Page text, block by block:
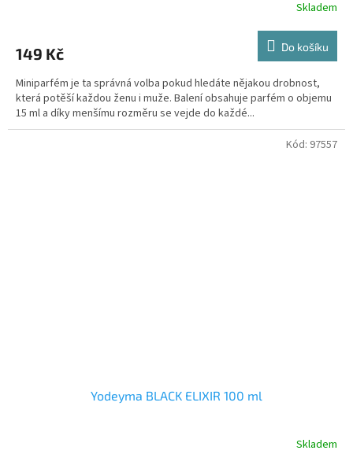
Skladem
149 Kč Do košíku
Miniparfém je ta správná volba pokud hledáte nějakou drobnost,
která potěší každou ženu i muže. Balení obsahuje parfém o objemu
15 ml a díky menšímu rozměru se vejde do každé...
Yodeyma BLACK ELIXIR 100 ml
Skladem
Kód: 97557